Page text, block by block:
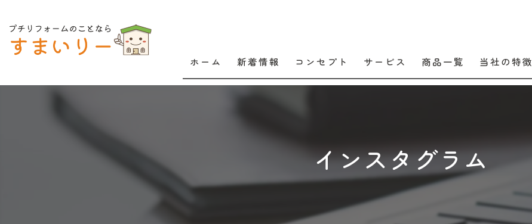
ホーム 新着情報 コンセプト サービス 商品一覧 当社の特徴
住宅設備
インスタグラム